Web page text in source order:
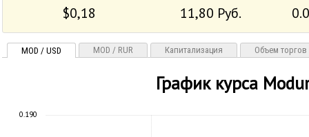
$0,18 11,80 Руб.
MOD / USD MOD / RUR Капитализация Объем торгов
График курса
0.190